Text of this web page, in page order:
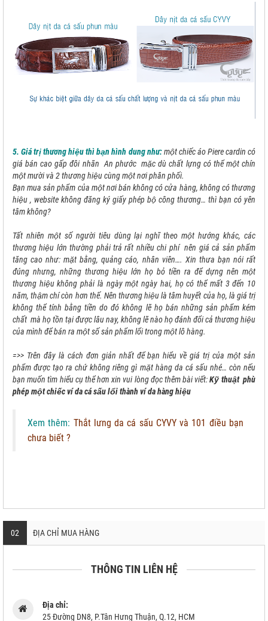
5. Giá trị thương hiệu thì bạn hình dung như:một chiếc áo Piere cardin có
giá bán cao gấp đôi nhãn An phước mặc dù chất lựng có thể một chín
một mười và 2 thương hiệu cùng một nơi phân phối.
Bạn mua sản phẩm của một nơi bán không có cửa hàng, không có thương
hiệu , website không đăng ký giấy phép bộ công thương… thì bạn có yên
tâm không?
Tất nhiên một số người tiêu dùng lại nghĩ theo một hướng khác, các
thương hiệu lớn thường phải trả rất nhiều chi phí nên giá cả sản phẩm
tăng cao như: mặt bằng, quảng cáo, nhân viên…. Xin thưa bạn nói rất
đúng nhưng, những thương hiệu lớn họ bỏ tiền ra để dựng nên một
thương hiệu không phải là ngày một ngày hai, họ có thể mất 3 đến 10
năm, thậm chí còn hơn thế. Nên thương hiệu là tâm huyết của họ, là giá trị
không thể tính bằng tiền do đó không lẽ họ bán những sản phẩm kém
chất mà họ tồn tại được lâu nay, không lẽ nào họ đánh đổi cả thương hiệu
của mình để bán ra một số sản phẩm lổi trong một lô hàng.
=>> Trên đây là cách đơn giản nhất để bạn hiểu về giá trị của một sản
phẩm được tạo ra chứ không riêng gì mặt hàng da cá sấu nhé… còn nếu
bạn muốn tìm hiểu cụ thể hơn xin vui lòng đọc thêm bài viết:Kỹ thuật phù
phép một chiếc ví da cá sấu lổi thành ví da hàng hiệu
Xem thêm: Thắt lưng da cá sấu CYVY và 101 điều bạn
chưa biết ?
02 ĐỊA CHỈ MUA HÀNG
THÔNG TIN LIÊN HỆ
Địa chỉ:
25 Đường DN8, P.Tân Hưng Thuận, Q.12, HCM